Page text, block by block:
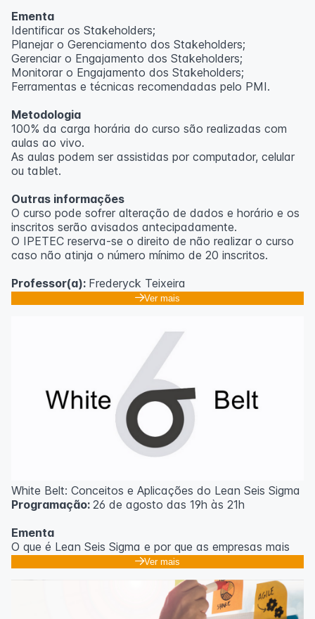
Professor(a):Frederyck Teixeira
Ementa
Identificar os Stakeholders;
Planejar o Gerenciamento dos Stakeholders;
Gerenciar o Engajamento dos Stakeholders;
Monitorar o Engajamento dos Stakeholders;
Ferramentas e técnicas recomendadas pelo PMI.
Metodologia
100% da carga horária do curso são realizadas com
aulas ao vivo.
As aulas podem ser assistidas por computador, celular
ou tablet.
Outras informações
O curso pode sofrer alteração de dados e horário e os
inscritos serão avisados ​​antecipadamente.
O IPETEC reserva-se o direito de não realizar o curso
caso não atinja o número mínimo de 20 inscritos.
Professor(a): Frederyck Teixeira
Ver mais
White Belt: Conceitos e Aplicações do Lean Seis Sigma
Programação: 26 de agosto das 19h às 21h
Ementa
O que é Lean Seis Sigma e por que as empresas mais
eficientes do mundo usam;
Introdução ao DMAIC: o roteiro para resolver
Ver mais